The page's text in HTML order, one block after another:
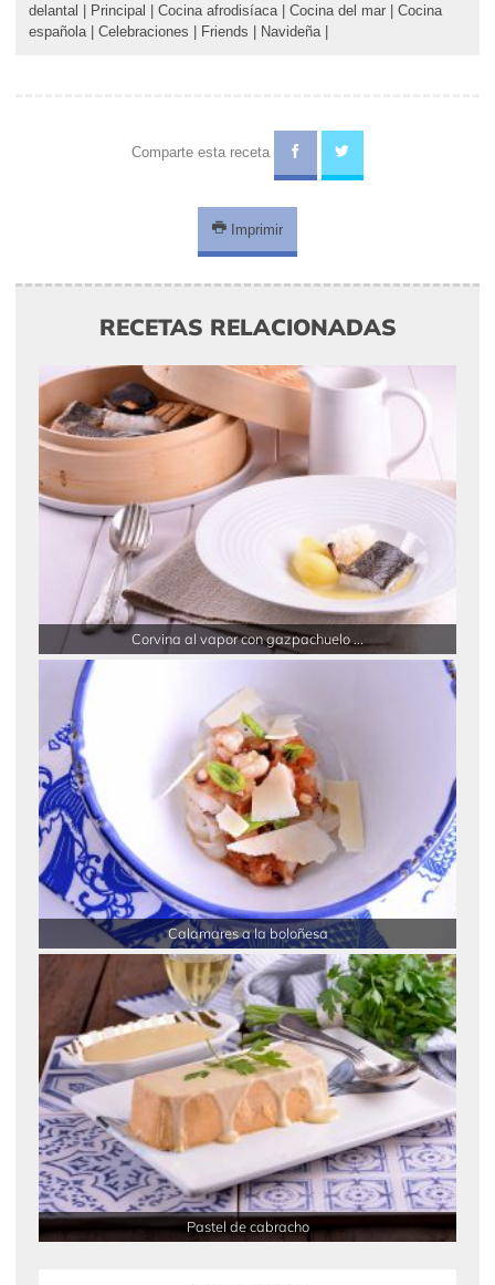
delantal Principal Cocina afrodisíaca| Cocina del mar
Cocina
española| Celebraciones Friends Navideña|
Comparte esta receta
Imprimir
RECETAS RELACIONADAS
Corvina al vapor con gazpachuelo ...
Calamares a la boloñesa
Pastel de cabracho